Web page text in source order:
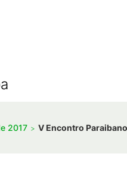
2017 V Encontro